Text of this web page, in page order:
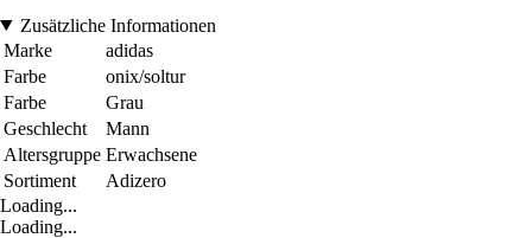
Zusätzliche Informationen
Marke
adidas
Farbe
onix/soltur
Farbe
Grau
Geschlecht
Mann
Altersgruppe Erwachsene
Sortiment
Adizero
Loading...
Loading...